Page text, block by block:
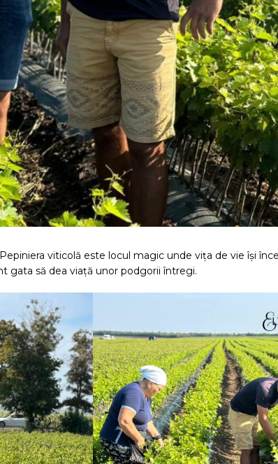
viticolă este locul magic unde vița de vie își
gata să dea viață unor podgorii întregi.